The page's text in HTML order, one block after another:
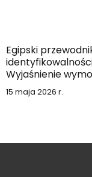
Egipski
Wyjaśnienie
15 maja 2026 r.